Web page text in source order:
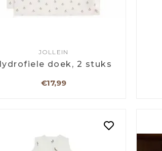
JOLLEIN
doek, 2 stuks
€17,99